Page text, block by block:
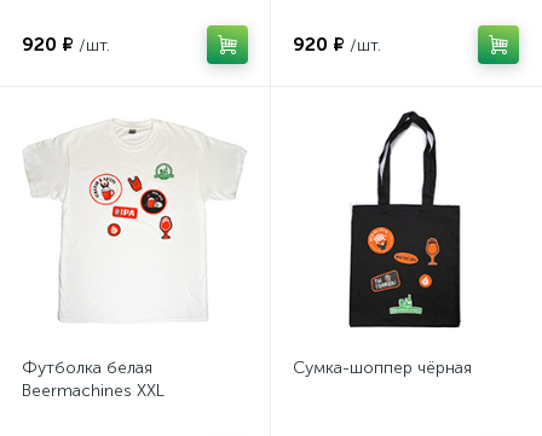
920 ₽ /шт. 920 ₽ /шт.
Футболка белая
Beermachines XXL
Сумка-шоппер чёрная